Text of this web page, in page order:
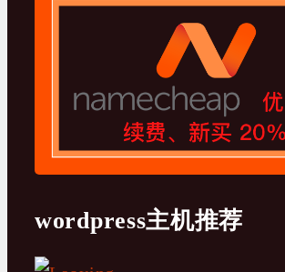
wordpress主机推荐